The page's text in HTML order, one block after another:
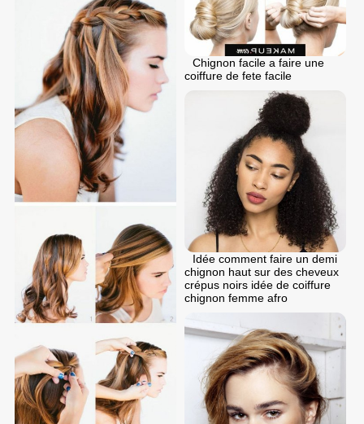
Chignon facile a faire une
coiffure de fete facile
Idée comment faire un demi
chignon haut sur des cheveux
crépus noirs idée de coiffure
chignon femme afro